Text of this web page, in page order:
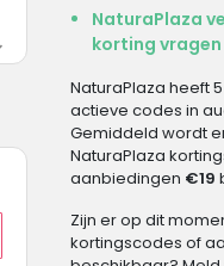
NaturaPlaza
korting vragen
NaturaPlaza heeft
actieve codes in
Gemiddeld wordt
NaturaPlaza
aanbiedingen €19
Zijn er op dit
kortingscodes of